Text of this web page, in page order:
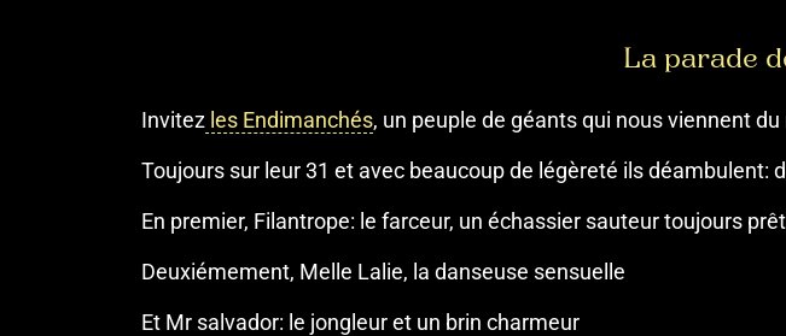
La parade
Invitez les Endimanchés, un peuple de géants qui nous viennent
Toujours sur leur 31 et avec beaucoup de légèreté ils déambulent:
En premier, Filantrope: le farceur, un échassier sauteur toujours
Deuxiémement, Melle Lalie, la danseuse sensuelle
Et Mr salvador: le jongleur et un brin charmeur